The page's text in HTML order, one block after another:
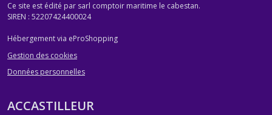
Ce site est édité par sarl comptoir maritime le cabestan.
SIREN : 52207424400024
Hébergement via eProShopping
Gestion des cookies
Données personnelles
ACCASTILLEUR